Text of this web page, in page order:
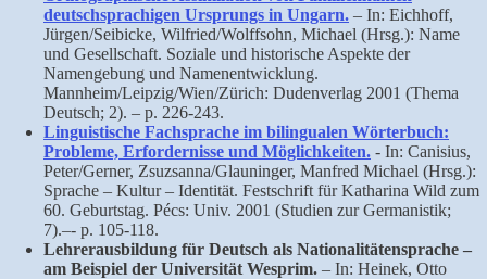
deutschsprachigen Ursprungs in Ungarn. – In: Eichhoff,
Jürgen/Seibicke, Wilfried/Wolffsohn, Michael (Hrsg.): Name
und Gesellschaft. Soziale und historische Aspekte der
Namengebung und Namenentwicklung.
Mannheim/Leipzig/Wien/Zürich: Dudenverlag 2001 (Thema
Deutsch; 2). – p. 226-243.
Linguistische Fachsprache im bilingualen Wörterbuch:
Probleme, Erfordernisse und Möglichkeiten. - In: Canisius,
Peter/Gerner, Zsuzsanna/Glauninger, Manfred Michael (Hrsg.):
Sprache – Kultur – Identität. Festschrift für Katharina Wild zum
60. Geburtstag. Pécs: Univ. 2001 (Studien zur Germanistik;
7).–- p. 105-118.
Lehrerausbildung für Deutsch als Nationalitätensprache –
am Beispiel der Universität Wesprim. – In: Heinek, Otto